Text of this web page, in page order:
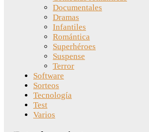
Documentales
Dramas
Infantiles
Romántica
Superhéroes
Suspense
Terror
Software
Sorteos
Tecnología
Test
Varios